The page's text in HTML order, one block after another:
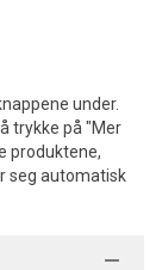
under.
trykke på "Mer
produktene,
seg automatisk